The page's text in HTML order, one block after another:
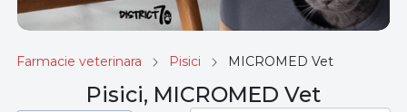
Farmacie veterinara Pisici MICROMED Vet
Pisici, MICROMED Vet